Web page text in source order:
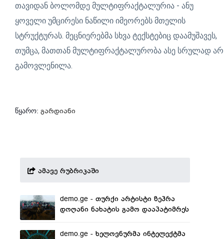
თავიდან ბოლომდე მულტიფრაქტალურია - ანუ
ყოველი უმცირესი ნაწილი იმეორებს მთელის
სტრუქტურას. მეცნიერებმა სხვა ტექსტებიც დაამუშავეს,
თუმცა, მათთან მულტიფრაქტალურობა ასე სრულად არ
გამოვლენილა.
წყარო: გარდიანი
ამავე რუბრიკაში
demo.ge - თურქი არტისტი ზეჰრა
დოღანი ნახატის გამო დააპატიმრეს
demo.ge - ხელოვნურმა ინტელექტმა